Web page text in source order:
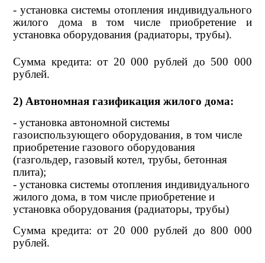
- установка системы отопления индивидуального
жилого дома в том числе приобретение и
установка оборудования (радиаторы, трубы).
Сумма кредита: от 20 000 рублей до 500 000
рублей.
2) Автономная газификация жилого дома:
- установка автономной системы
газоиспользующего оборудования, в том числе
приобретение газового оборудования
(газгольдер, газовый котел, трубы, бетонная
плита);
- установка системы отопления индивидуального
жилого дома, в том числе приобретение и
установка оборудования (радиаторы, трубы)
Сумма кредита: от 20 000 рублей до 800 000
рублей.